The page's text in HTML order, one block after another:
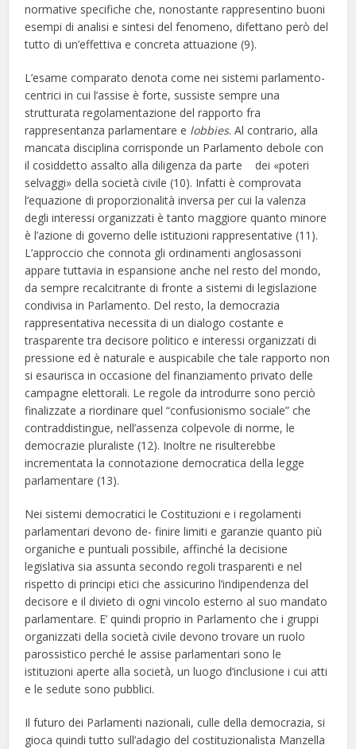
normative specifiche che, nonostante rappresentino buoni
esempi di analisi e sintesi del fenomeno, difettano però del
tutto di un’effettiva e concreta attuazione (9).
L’esame comparato denota come nei sistemi parlamento-
centrici in cui l’assise è forte, sussiste sempre una
strutturata regolamentazione del rapporto fra
rappresentanza parlamentare e lobbies. Al contrario, alla
mancata disciplina corrisponde un Parlamento debole con
il cosiddetto assalto alla diligenza da parte dei «poteri
selvaggi» della società civile (10). Infatti è comprovata
l’equazione di proporzionalità inversa per cui la valenza
degli interessi organizzati è tanto maggiore quanto minore
è l’azione di governo delle istituzioni rappresentative (11).
L’approccio che connota gli ordinamenti anglosassoni
appare tuttavia in espansione anche nel resto del mondo,
da sempre recalcitrante di fronte a sistemi di legislazione
condivisa in Parlamento. Del resto, la democrazia
rappresentativa necessita di un dialogo costante e
trasparente tra decisore politico e interessi organizzati di
pressione ed è naturale e auspicabile che tale rapporto non
si esaurisca in occasione del finanziamento privato delle
campagne elettorali. Le regole da introdurre sono perciò
finalizzate a riordinare quel “confusionismo sociale” che
contraddistingue, nell’assenza colpevole di norme, le
democrazie pluraliste (12). Inoltre ne risulterebbe
incrementata la connotazione democratica della legge
parlamentare (13).
Nei sistemi democratici le Costituzioni e i regolamenti
parlamentari devono de- finire limiti e garanzie quanto più
organiche e puntuali possibile, affinché la decisione
legislativa sia assunta secondo regoli trasparenti e nel
rispetto di principi etici che assicurino l’indipendenza del
decisore e il divieto di ogni vincolo esterno al suo mandato
parlamentare. E’ quindi proprio in Parlamento che i gruppi
organizzati della società civile devono trovare un ruolo
parossistico perché le assise parlamentari sono le
istituzioni aperte alla società, un luogo d’inclusione i cui atti
e le sedute sono pubblici.
Il futuro dei Parlamenti nazionali, culle della democrazia, si
gioca quindi tutto sull’adagio del costituzionalista Manzella